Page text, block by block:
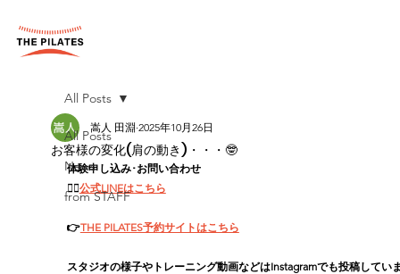
All Posts
News
from STAFF
All Posts
お客様の変化(肩の動き)・・・🤓
嵩人 田淵 2025年10月26日
体験申し込み･お問い合わせ
👉🏻公式LINEはこちら
👉THE PILATES予約サイトはこちら
スタジオの様子やトレーニング動画などはInstagramでも投稿してい